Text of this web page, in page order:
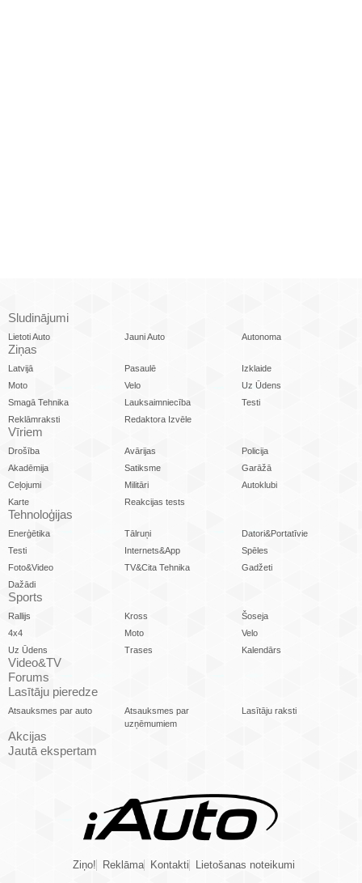
Sludinājumi
Lietoti Auto Jauni Auto Autonoma
Ziņas
Latvijā Pasaulē
Izklaide
Moto
Velo
Uz Ūdens
Smagā Tehnika
Lauksaimniecība
Testi
Reklāmraksti
Redaktora Izvēle
Vīriem
Drošība Avārijas
Policija
Akadēmija
Satiksme
Garāžā
Ceļojumi
Militāri
Autoklubi
Karte
Reakcijas tests
Tehnoloģijas
Enerģētika Tālruņi
Datori&Portatīvie
Testi
Internets&App
Spēles
Foto&Video
TV&Cita Tehnika
Gadžeti
Dažādi
Sports
Rallijs Kross
Šoseja
4x4
Moto
Velo
Uz Ūdens
Trases Kalendārs
Video&TV
Forums
Lasītāju pieredze
Atsauksmes par auto
Atsauksmes par
uzņēmumiem
Lasītāju raksti
Akcijas
Jautā ekspertam
Ziņo! Reklāma Kontakti Lietošanas noteikumi